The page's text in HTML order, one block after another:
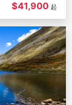
$41,900 起